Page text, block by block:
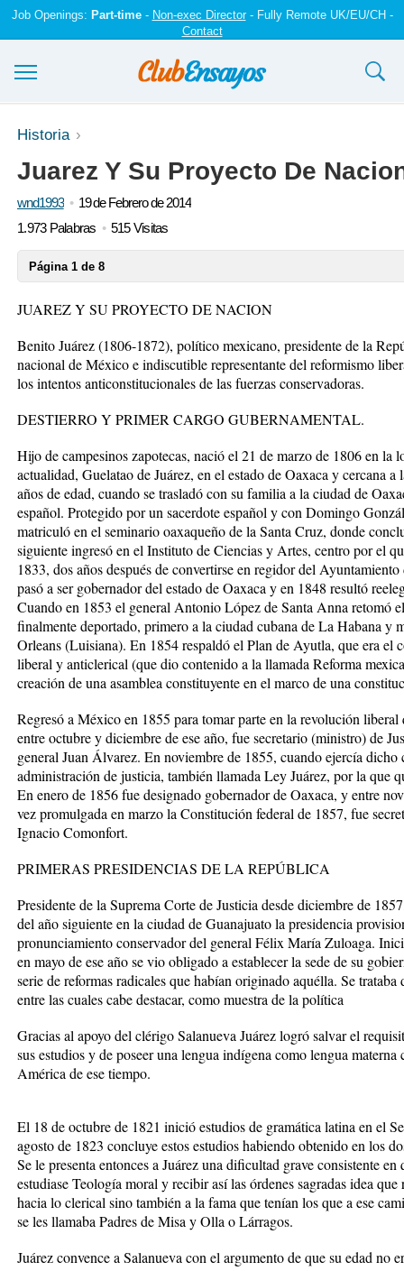
Job Openings: Part-time- Non-exec Director- Fully Remote UK/EU/CH -
Contact
Ensayos y trabajos
Registrarse
Iniciar sesión
Historia
Juarez Y Su Proyecto De
wnd1993
19 de Febrero de 2014
1.973 Palabras
515 Visitas
Página 1 de 8
JUAREZ Y SU PROYECTO DE NACION
Benito Juárez (1806-1872), político mexicano, presidente de la
nacional de México e indiscutible representante del reformismo
los intentos anticonstitucionales de las fuerzas conservadoras.
DESTIERRO Y PRIMER CARGO GUBERNAMENTAL.
Hijo de campesinos zapotecas, nació el 21 de marzo de 1806 en la
actualidad, Guelatao de Juárez, en el estado de Oaxaca y cercana
años de edad, cuando se trasladó con su familia a la ciudad de
español. Protegido por un sacerdote español y con Domingo
matriculó en el seminario oaxaqueño de la Santa Cruz, donde
siguiente ingresó en el Instituto de Ciencias y Artes, centro por el
1833, dos años después de convertirse en regidor del
pasó a ser gobernador del estado de Oaxaca y en 1848 resultó
Cuando en 1853 el general Antonio López de Santa Anna retomó
finalmente deportado, primero a la ciudad cubana de La Habana y
Orleans (Luisiana). En 1854 respaldó el Plan de Ayutla, que era el
liberal y anticlerical (que dio contenido a la llamada Reforma
creación de una asamblea constituyente en el marco de una
Regresó a México en 1855 para tomar parte en la revolución
entre octubre y diciembre de ese año, fue secretario (ministro) de
general Juan Álvarez. En noviembre de 1855, cuando ejercía
administración de justicia, también llamada Ley Juárez, por la que
En enero de 1856 fue designado gobernador de Oaxaca, y entre
vez promulgada en marzo la Constitución federal de 1857, fue
Ignacio Comonfort.
PRIMERAS PRESIDENCIAS DE LA REPÚBLICA
Presidente de la Suprema Corte de Justicia desde diciembre de
del año siguiente en la ciudad de Guanajuato la presidencia
pronunciamiento conservador del general Félix María Zuloaga.
en mayo de ese año se vio obligado a establecer la sede de su
serie de reformas radicales que habían originado aquélla. Se
entre las cuales cabe destacar, como muestra de la política
Gracias al apoyo del clérigo Salanueva Juárez logró salvar el
sus estudios y de poseer una lengua indígena como lengua materna
América de ese tiempo.
El 18 de octubre de 1821 inició estudios de gramática latina en el
agosto de 1823 concluye estos estudios habiendo obtenido en los
Se le presenta entonces a Juárez una dificultad grave consistente
estudiase Teología moral y recibir así las órdenes sagradas idea
hacia lo clerical sino también a la fama que tenían los que a ese
se les llamaba Padres de Misa y Olla o Lárragos.
Juárez convence a Salanueva con el argumento de que su edad no